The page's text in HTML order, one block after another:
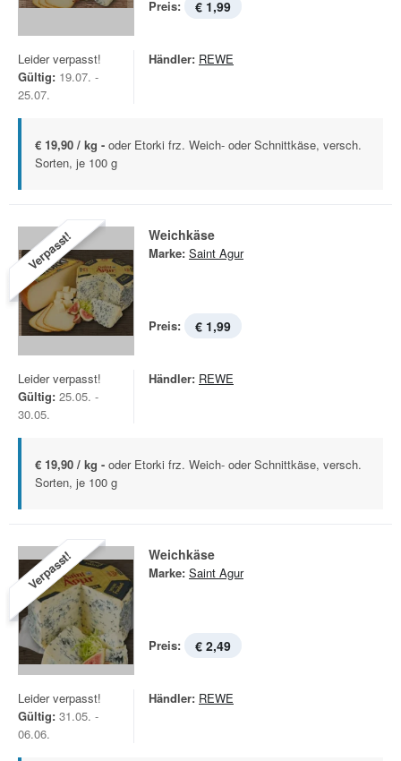
Preis: € 1,99
Leider verpasst!
Gültig: 19.07. -
25.07.
Händler: REWE
€ 19,90 / kg - oder Etorki frz. Weich- oder Schnittkäse, versch.
Sorten, je 100 g
Verpasst! Weichkäse
Marke: Saint Agur
Preis: € 1,99
Leider verpasst!
Gültig: 25.05. -
30.05.
Händler: REWE
€ 19,90 / kg - oder Etorki frz. Weich- oder Schnittkäse, versch.
Sorten, je 100 g
Verpasst! Weichkäse
Marke: Saint Agur
Preis: € 2,49
Leider verpasst!
Gültig: 31.05. -
06.06.
Händler: REWE